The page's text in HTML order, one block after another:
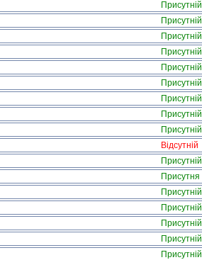
Присутній
Присутній
Присутній
Присутній
Присутній
Присутній
Присутній
Присутній
Присутній
Відсутній
Присутній
Присутня
Присутній
Присутній
Присутній
Присутній
Присутній